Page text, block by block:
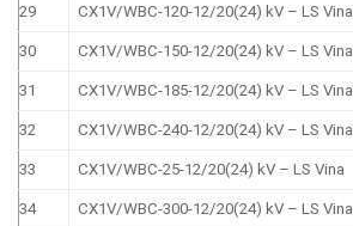
29 CX1V/WBC-120-12/20(24) kV – LS Vina
30 CX1V/WBC-150-12/20(24) kV – LS Vina
31 CX1V/WBC-185-12/20(24) kV – LS Vina
32 CX1V/WBC-240-12/20(24) kV – LS Vina
33 CX1V/WBC-25-12/20(24) kV – LS Vina
34 CX1V/WBC-300-12/20(24) kV – LS Vina